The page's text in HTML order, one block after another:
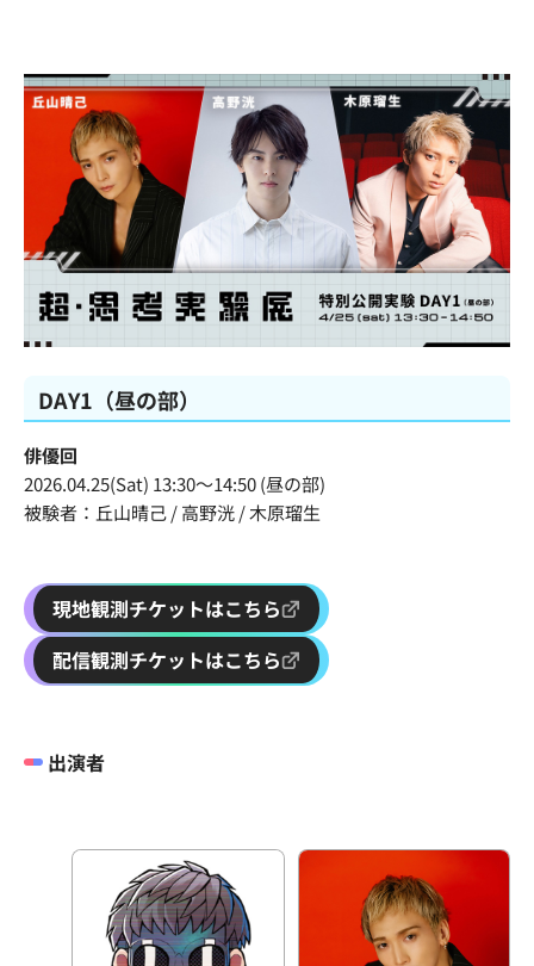
DAY1（昼の部）
俳優回
2026.04.25(Sat) 13:30〜14:50 (昼の部)
被験者：丘山晴己 / 高野洸 / 木原瑠生
現地観測チケットはこちら
配信観測チケットはこちら
出演者